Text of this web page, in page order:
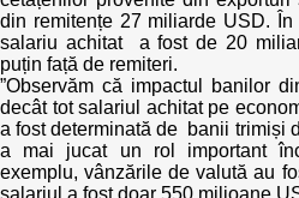
Trend Hunter
Buletin EU-STRAT
Aplică la BUNELE PRACTICI
Transparența întreprinderilor de
din remitențe 27 miliarde USD.
salariu achitat a fost de 20
puțin față de remiteri.
”Observăm că impactul banilor
decât tot salariul achitat pe
a fost determinată de banii trimiși
a mai jucat un rol important
exemplu, vânzările de valută au
salariul a fost doar 550 milioane